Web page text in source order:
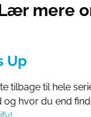
mere
Up
tilbage til hele
og hvor du end